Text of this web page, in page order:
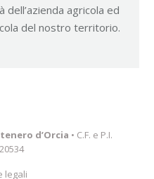
agricola ed
del nostro territorio.
d’Orcia • C.F. e P.I.
legali